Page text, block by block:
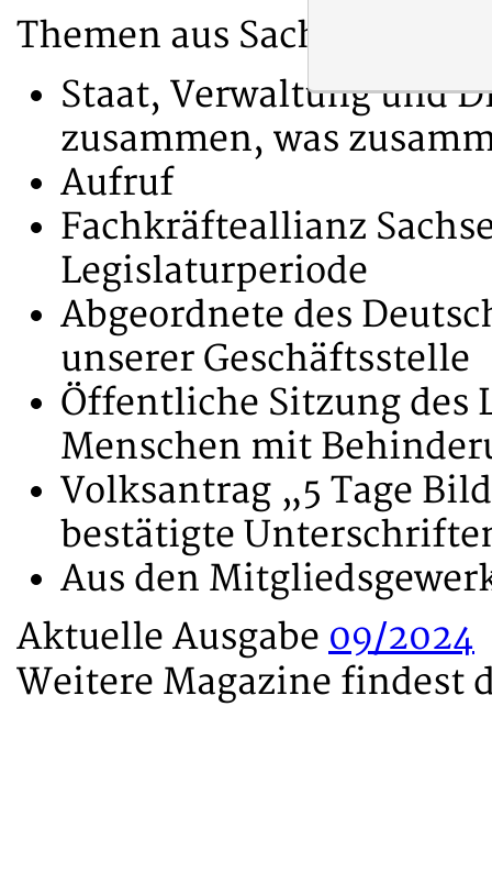
Themen aus Sachsen:
Staat, Verwaltung und
zusammen, was
Aufruf
Fachkräfteallianz
Legislaturperiode
Abgeordnete des
unserer Geschäftsstelle
Öffentliche Sitzung des
Menschen mit
Volksantrag „5 Tage
bestätigte
Aus den
Aktuelle Ausgabe 09/2024
Weitere Magazine findest